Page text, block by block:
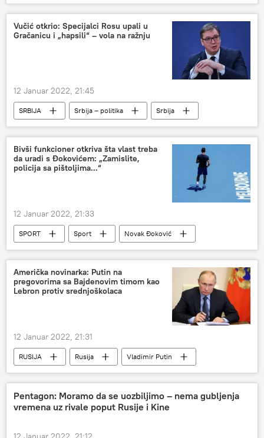
NATO
Velika Britanija
Savet Rusija-NATO
Vučić otkrio: Specijalci Rosu upali u
Gračanicu i „hapsili“ – vola na ražnju
12 Januar 2022, 21:45
SRBIJA Srbija – politika Srbija
Bivši funkcioner otkriva šta vlast treba
da uradi s Đokovićem: „Zamislite,
policija sa pištoljima...“
12 Januar 2022, 21:33
SPORT Sport
Novak Đoković
Tenis
Australijan open 2022
Američka novinarka: Putin na
pregovorima sa Bajdenovim timom kao
Lebron protiv srednjoškolaca
12 Januar 2022, 21:31
RUSIJA Rusija
Vladimir Putin
SAD
Lebron Džejms Džozef Bajden
Pentagon: Moramo da se uozbiljimo – nema gubljenja
vremena uz rivale poput Rusije i Kine